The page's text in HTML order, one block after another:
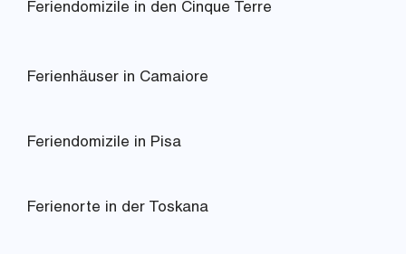
Feriendomizile in den Cinque Terre
Ferienhäuser in Camaiore
Feriendomizile in Pisa
Ferienorte in der Toskana